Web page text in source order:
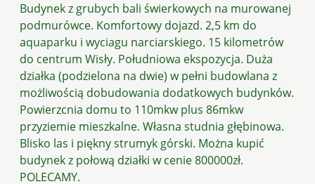
Budynek z grubych bali świerkowych na murowanej
podmurówce. Komfortowy dojazd. 2,5 km do
aquaparku i wyciagu narciarskiego. 15 kilometrów
do centrum Wisły. Południowa ekspozycja. Duża
działka (podzielona na dwie) w pełni budowlana z
możliwością dobudowania dodatkowych budynków.
Powierzcnia domu to 110mkw plus 86mkw
przyziemie mieszkalne. Własna studnia głębinowa.
Blisko las i piękny strumyk górski. Można kupić
budynek z połową działki w cenie 800000zł.
POLECAMY.